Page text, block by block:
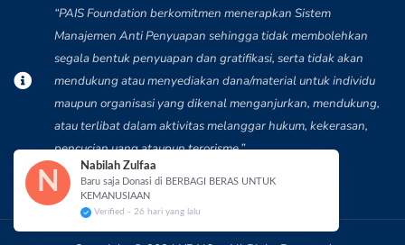
N
Nabilah Zulfaa
Baru saja Donasi di BERBAGI BERAS UNTUK
KEMANUSIAAN
Verified - 26 hari yang lalu
“PAIS Foundation berkomitmen menerapkan Sistem
Manajemen Anti Penyuapan sehingga tidak membolehkan
segala bentuk penyuapan dan gratifikasi, serta tidak akan
mendukung atau menyediakan dana/material untuk individu
maupun organisasi yang dikenal menganjurkan, mendukung,
atau terlibat dalam aktivitas melanggar hukum, kekerasan,
pencucian uang ataupun terorisme.”